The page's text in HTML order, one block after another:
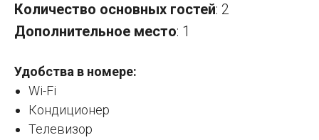
Количество основных гостей: 2
Дополнительное место: 1
Удобства в номере:
Wi-Fi
Кондиционер
Телевизор